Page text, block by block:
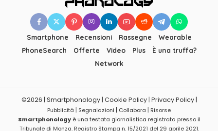
Smartphone Recensioni Rassegne
Wearable
PhoneSearch
Offerte Video Plus
È una truffa?
Network
©2026 | Smartphonology | Cookie Policy | Privacy Policy |
Pubblicità | Segnalazioni | Collabora | Risorse
Smartphonologyè una testata giornalistica registrata presso il
Tribunale di Monza. Registro Stampa n. 15/2021 del 29 aprile 2021.